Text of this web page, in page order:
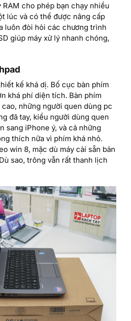
cho phép bạn chạy nhiều
lúc và có thể được nâng cấp
luôn đòi hỏi các chương trình
giúp máy xử lý nhanh chóng,
kế khá dị. Bố cục bàn phím
khá phí diện tích. Bàn phím
những người quen dùng pc
đã tay, kiểu người dùng quen
sang iPhone ý, và cả những
thích nữa vì phím khá nhỏ.
win 8, mặc dù máy cài sẵn bản
sao, trông vẫn rất thanh lịch